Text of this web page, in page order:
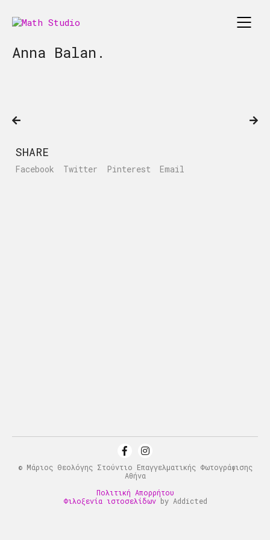
Anna Balan.
SHARE
Facebook Twitter Pinterest Email
© Μάριος Θεολόγης Στούντιο Επαγγελματικής Φωτογράφισης
Αθήνα
Πολιτική Απορρήτου
Φιλοξενία ιστοσελίδωνby Addicted